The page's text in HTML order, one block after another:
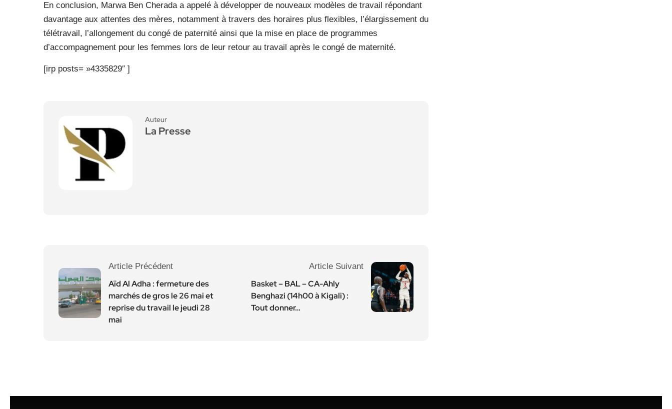
En conclusion, Marwa Ben Cherada a appelé à développer de nouveaux modèles de travail répondant
davantage aux attentes des mères, notamment à travers des horaires plus flexibles, l’élargissement du
télétravail, l’allongement du congé de paternité ainsi que la mise en place de programmes
d’accompagnement pour les femmes lors de leur retour au travail après le congé de maternité.
[irp posts= »4335829″ ]
Auteur
La Presse
Article Précédent
Aïd Al Adha : fermeture des
marchés de gros le 26 mai et
reprise du travail le jeudi 28
mai
Article Suivant
Basket – BAL – CA-Ahly
Benghazi (14h00 à Kigali) :
Tout donner…